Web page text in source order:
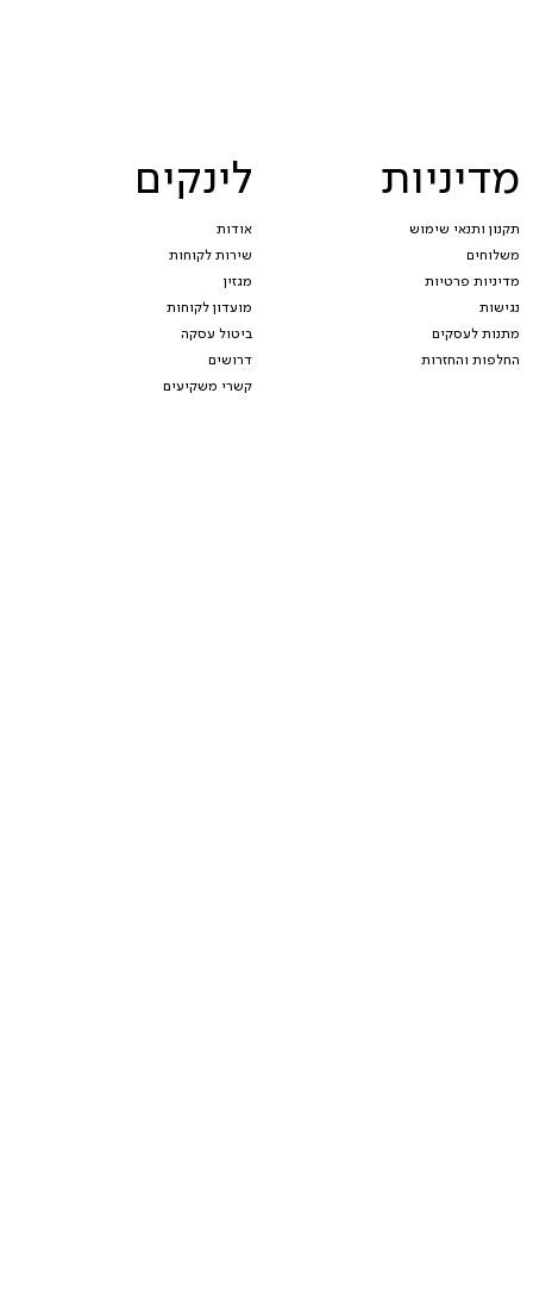
מדיניות
תקנון ותנאי שימוש
משלוחים
מדיניות פרטיות
נגישות
מתנות לעסקים
החלפות והחזרות
לינקים
אודות
שירות לקוחות
מגזין
מועדון לקוחות
ביטול עסקה
דרושים
קשרי משקיעים